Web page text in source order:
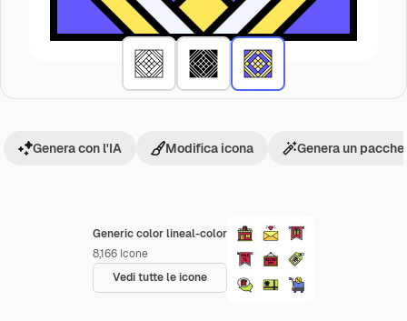
Generic color lineal-color
8,166 Icone
Vedi tutte le icone
Genera con l'IA Modifica icona Genera un